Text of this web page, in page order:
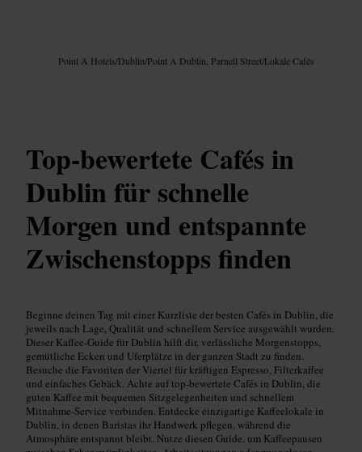
Point A Hotels/Dublin/Point A Dublin, Parnell Street/Lokale Cafés
Top-bewertete Cafés in
Dublin für schnelle
Morgen und entspannte
Zwischenstopps finden
Beginne deinen Tag mit einer Kurzliste der besten Cafés in Dublin, die
jeweils nach Lage, Qualität und schnellem Service ausgewählt wurden.
Dieser Kaffee-Guide für Dublin hilft dir, verlässliche Morgenstopps,
gemütliche Ecken und Uferplätze in der ganzen Stadt zu finden.
Besuche die Favoriten der Viertel für kräftigen Espresso, Filterkaffee
und einfaches Gebäck. Achte auf top-bewertete Cafés in Dublin, die
guten Kaffee mit bequemen Sitzgelegenheiten und schnellem
Mitnahme-Service verbinden. Entdecke einzigartige Kaffeelokale in
Dublin, in denen Baristas ihr Handwerk pflegen, während die
Atmosphäre entspannt bleibt. Nutze diesen Guide, um Kaffeepausen